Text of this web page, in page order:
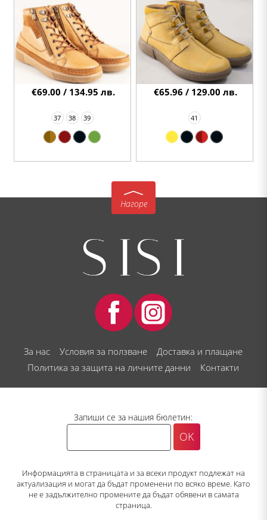
37 38 39
€69.00 / 134.95 лв.
41
€65.96 / 129.00 лв.
Нагоре
За нас Условия за ползване
Доставка и плащане
Политика за защита на личните данни
Контакти
Запиши се за нашия бюлетин:
Информацията в страницата и за всеки продукт подлежат на
актуализация и могат да бъдат променени по всяко време. Като
не е задължително промените да бъдат обявени в самата
страница.